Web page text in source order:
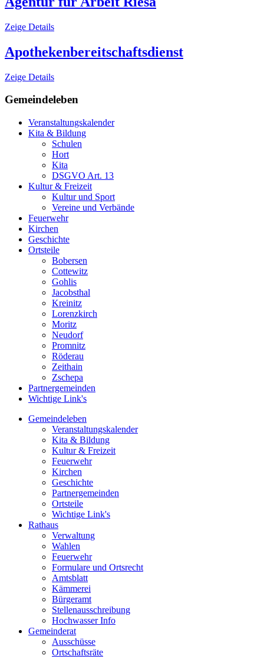
Zeige Details
Apothekenbereitschaftsdienst
Zeige Details
Gemeindeleben
Veranstaltungskalender
Kita & Bildung
Schulen
Hort
Kita
DSGVO Art. 13
Kultur & Freizeit
Kultur und Sport
Vereine und Verbände
Feuerwehr
Kirchen
Geschichte
Ortsteile
Bobersen
Cottewitz
Gohlis
Jacobsthal
Kreinitz
Lorenzkirch
Moritz
Neudorf
Promnitz
Röderau
Zeithain
Zschepa
Partnergemeinden
Wichtige Link's
Gemeindeleben
Veranstaltungskalender
Kita & Bildung
Kultur & Freizeit
Feuerwehr
Kirchen
Geschichte
Partnergemeinden
Ortsteile
Wichtige Link's
Rathaus
Verwaltung
Wahlen
Feuerwehr
Formulare und Ortsrecht
Amtsblatt
Kämmerei
Bürgeramt
Stellenausschreibung
Hochwasser Info
Gemeinderat
Ausschüsse
Ortschaftsräte